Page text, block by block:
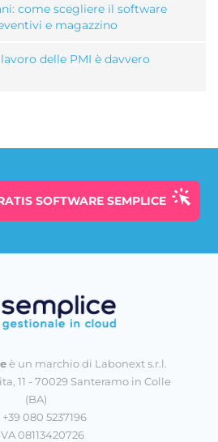
come scegliere il software
e magazzino
delle PMI è davvero
SOFTWARE SEMPLICE
è un marchio di Labonext s.r.l.
11 - 70029 Santeramo in Colle
(BA)
+39 080 5237196
08113420726